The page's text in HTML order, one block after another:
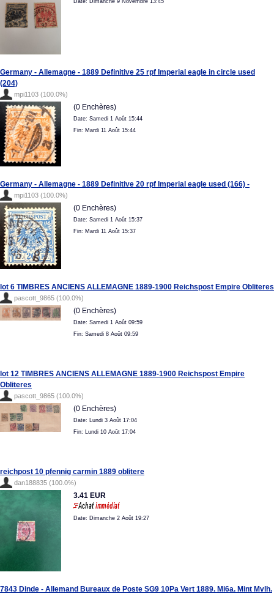
Date: Dimanche 9 Novembre 13:45
Germany - Allemagne - 1889 Definitive 25 rpf Imperial eagle in circle used
(204)
mpi1103 (100.0%)
(0 Enchères)
Date: Samedi 1 Août 15:44
Fin: Mardi 11 Août 15:44
Germany - Allemagne - 1889 Definitive 20 rpf Imperial eagle used (166) -
mpi1103 (100.0%)
(0 Enchères)
Date: Samedi 1 Août 15:37
Fin: Mardi 11 Août 15:37
lot 6 TIMBRES ANCIENS ALLEMAGNE 1889-1900 Reichspost Empire Obliteres
pascott_9865 (100.0%)
(0 Enchères)
Date: Samedi 1 Août 09:59
Fin: Samedi 8 Août 09:59
lot 12 TIMBRES ANCIENS ALLEMAGNE 1889-1900 Reichspost Empire
Obliteres
pascott_9865 (100.0%)
(0 Enchères)
Date: Lundi 3 Août 17:04
Fin: Lundi 10 Août 17:04
reichpost 10 pfennig carmin 1889 oblitere
dan188835 (100.0%)
3.41 EUR
Date: Dimanche 2 Août 19:27
7843 Dinde - Allemand Bureaux de Poste SG9 10Pa Vert 1889. Mi6a. Mint Mvlh.